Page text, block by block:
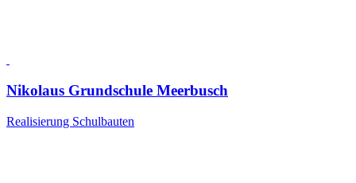
Nikolaus Grundschule Meerbusch
Realisierung Schulbauten